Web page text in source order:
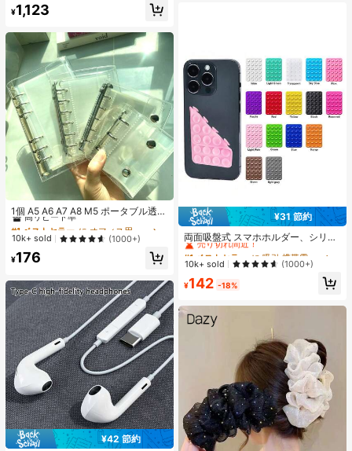
ルデザイン、ビーチ、休暇、家庭で
の自由時間、デイリー着用に適し、
オールシーズン、スリップオン、無
地、プリントなし
#2 ベストセラー
売り切れ間近！
¥1,123
1個 A5 A6 A7 A8 M5 ポータブル透明
ルーズリーフバインダー、透明ステ
ッカーブック、シールブック、ステ
ッカーブック、写真収納バッグ、フ
ォトアルバム、貯金プランブック、
プランナー、ノート、オフィス文房
#1 ベストセラー
に オフィス用品・学用品
高リピート率
#1 ベストセラー
高リピート率
#1 ベストセラー
高リピート率
#1 ベストセラー
高リピート率
10k+ sold (1000+)
¥176
¥42 節約
#1 ベストセラー
に エレクトロニクス
¥31 節約
両面吸盤式 スマホホルダー、シリコ
ン製 滑り止め 洗える スマートフォ
ンブラケット ステッカー
#1 ベストセラー
に 吸引 携帯電話ホルダー
売り切れ間近！
#1 ベストセラー
売り切れ間近！
#1 ベストセラー
売り切れ間近！
#1 ベストセラー
売り切れ間近！
10k+ sold (1000+)
¥142 -18%